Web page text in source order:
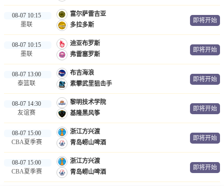
08-07 10:15
墨联
富尔萨雷吉亚
多拉多斯
即将开始
08-07 10:15
墨联
迪亚布罗斯
弗雷塞罗斯
即将开始
08-07 13:00
泰篮联
布吉海浪
素攀武里狙击手
即将开始
08-07 14:30
友谊赛
黎明技术学院
基隆黑风筝
即将开始
08-07 15:00
CBA夏季赛
浙江方兴渡
青岛崂山啤酒
即将开始
08-07 15:00
CBA夏季赛
浙江方兴渡
青岛崂山啤酒
即将开始